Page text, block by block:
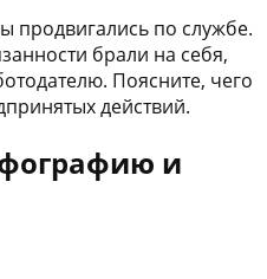
продвигались по службе.
брали на себя,
Поясните, чего
действий.
и